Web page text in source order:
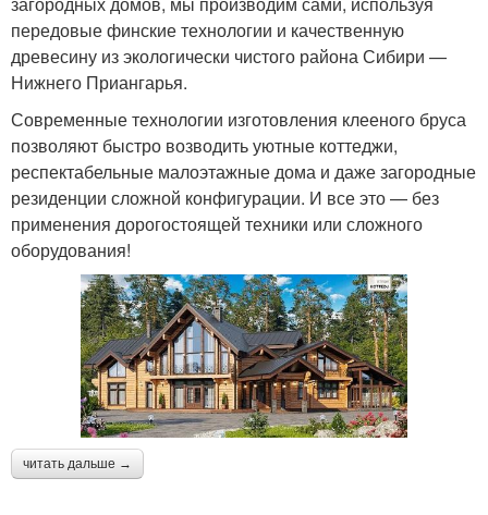
передовые финские технологии и качественную
древесину из экологически чистого района Сибири —
Нижнего Приангарья.
Современные технологии изготовления клееного бруса
позволяют быстро возводить уютные коттеджи,
респектабельные малоэтажные дома и даже загородные
резиденции сложной конфигурации. И все это — без
применения дорогостоящей техники или сложного
оборудования!
читать дальше →